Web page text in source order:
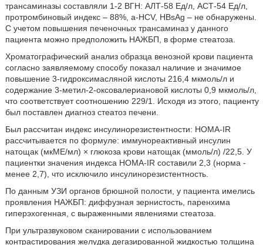
трансаминазы составляли 1-2 ВГН: АЛТ-58 Ед/л, АСТ-54 Ед/л,
протромбиновый индекс – 88%, a-HCV, HBsAg – не обнаружены.
С учетом повышения печеночных трансаминаз у данного
пациента можно предположить НАЖБП, в форме стеатоза.
Хроматографический анализ образца венозной крови пациента
согласно заявляемому способу показал наличие и значимое
повышение 3-гидроксимасляной кислоты 216,4 мкмоль/л и
содержание 3-метил-2-оксовалериановой кислоты 0,9 мкмоль/л,
что соответствует соотношению 229/1. Исходя из этого, пациенту
был поставлен диагноз стеатоз печени.
Был рассчитан индекс инсулинорезистентности: НОМА-IR
рассчитывается по формуле: иммунореактивный инсулин
натощак (мкМЕ/мл) × глюкоза крови натощак (ммоль/л) /22,5. У
пациентки значения индекса НОМА-IR составили 2,3 (норма -
менее 2,7), что исключило инсулинорезистентность.
По данным УЗИ органов брюшной полости, у пациента имелись
проявления НАЖБП: диффузная зернистость, паренхима
гиперэхогенная, с выраженными явлениями стеатоза.
При ультразвуковом сканировании с использованием
контрастирования желудка дегазированной жидкостью толщина